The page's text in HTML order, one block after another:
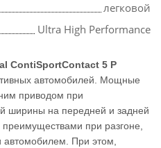
легковой
Ultra High Performance
ContiSportContact 5 P
автомобилей. Мощные
приводом при
ширины на передней и задней
при разгоне,
автомобилем. При этом,